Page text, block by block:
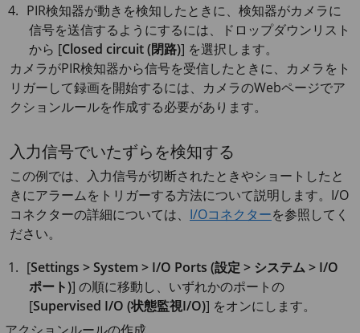
PIR検知器が動きを検知したときに、検知器がカメラに
信号を送信するようにするには、ドロップダウンリスト
から [Closed circuit (閉路)] を選択します。
カメラがPIR検知器から信号を受信したときに、カメラをト
リガーして録画を開始するには、カメラのWebページでア
クションルールを作成する必要があります。
入力信号でいたずらを検知する
この例では、入力信号が切断されたときやショートしたと
きにアラームをトリガーする方法について説明します。I/O
コネクターの詳細については、 I/Oコネクターを参照してく
ださい。
[Settings > System > I/O Ports (設定 > システム > I/O
ポート)] の順に移動し、いずれかのポートの
[Supervised I/O (状態監視I/O)] をオンにします。